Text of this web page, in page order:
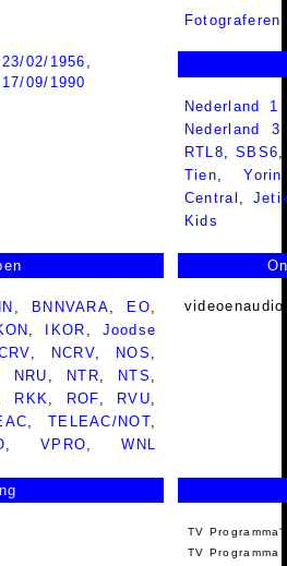
23/02/1956 ,
17/09/1990
Nederland
Nederland
RTL8 ,SBS6
Tien ,Yorin
Central
Kids
, BNNVARA, EO,
, IKOR , Joodse
, NCRV, NOS ,
NRU , NTR, NTS ,
RKK, ROF, RVU,
, TELEAC/NOT,
,VPRO,WNL
TV
TV Programma